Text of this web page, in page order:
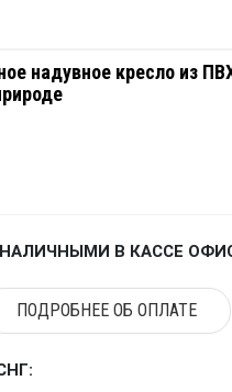
надувное кресло из
В КАССЕ
ПОДРОБНЕЕ ОБ ОПЛАТЕ